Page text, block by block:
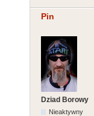
Pin
Dziad Borowy
Nieaktywny